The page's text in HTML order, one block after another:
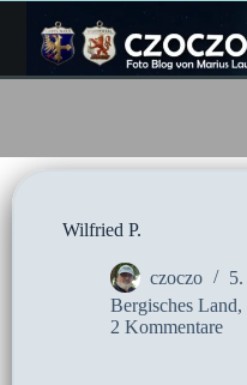
Inhalt
springen
Wilfried P.
czoczo
Bergisches Land,
2 Kommentare